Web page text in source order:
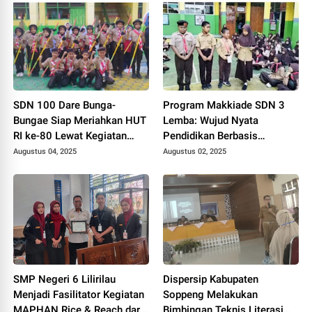
SDN 100 Dare Bunga-
Bungae Siap Meriahkan HUT
RI ke-80 Lewat Kegiatan
Pramuka
Augustus 04, 2025
Program Makkiade SDN 3
Lemba: Wujud Nyata
Pendidikan Berbasis
Karakter
Augustus 02, 2025
SMP Negeri 6 Lilirilau
Menjadi Fasilitator Kegiatan
Dispersip Kabupaten
Soppeng Melakukan